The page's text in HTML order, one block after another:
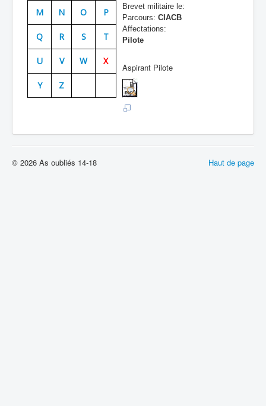
Doctrines
Batailles
Les As
Cahiers des As
M N O P
Q R S T
U V W X
Y Z
Brevet militaire le:
Parcours: CIACB
Affectations:
Pilote
Aspirant Pilote
Haut de page
© 2026 As oubliés 14-18